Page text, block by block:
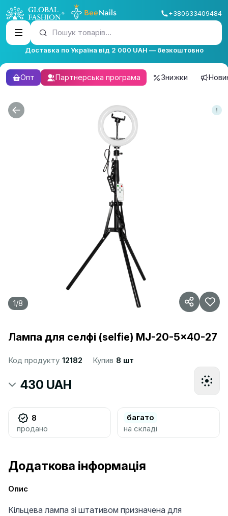
+380633409484
Пошук товарів...
Доставка по Україна від 2 000 UAH — безкоштовно
Опт Партнерська програма Знижки
1/8
Лампа для селфі (selfie) MJ-20-5x40-27
Код продукту 12182 Купив 8 шт
430 UAH
8
продано
багато
на складі
Додаткова інформація
Опис
Кільцева лампа зі штативом призначена для